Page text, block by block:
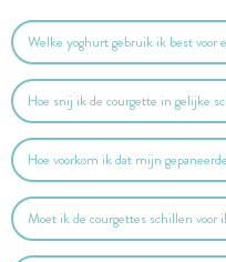
Welke yoghurt gebruik ik best voor
Hoe snij ik de courgette in gelijke
Hoe voorkom ik dat mijn
Moet ik de courgettes schillen voor